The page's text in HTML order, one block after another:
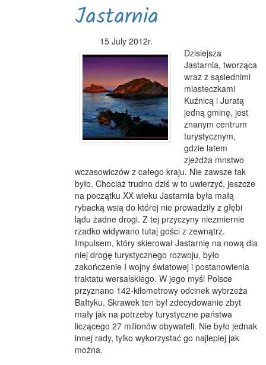
Jastarnia
15 July 2012r.
Dzisiejsza
Jastarnia, tworząca
wraz z sąsiednimi
miasteczkami
Kuźnicą i Juratą
jedną gminę, jest
znanym centrum
turystycznym,
gdzie latem
zjeżdża mnstwo
wczasowiczów z całego kraju. Nie zawsze tak
było. Chociaż trudno dziś w to uwierzyć, jeszcze
na początku XX wieku Jastarnia była małą
rybacką wsią do której nie prowadziły z głębi
lądu żadne drogi. Z tej przyczyny niezmiernie
rzadko widywano tutaj gości z zewnątrz.
Impulsem, który skierował Jastarnię na nową dla
niej drogę turystycznego rozwoju, było
zakończenie I wojny światowej i postanowienia
traktatu wersalskiego. W jego myśl Polsce
przyznano 142-kilometrowy odcinek wybrzeża
Bałtyku. Skrawek ten był zdecydowanie zbyt
mały jak na potrzeby turystyczne państwa
liczącego 27 milionów obywateli. Nie było jednak
innej rady, tylko wykorzystać go najlepiej jak
można.